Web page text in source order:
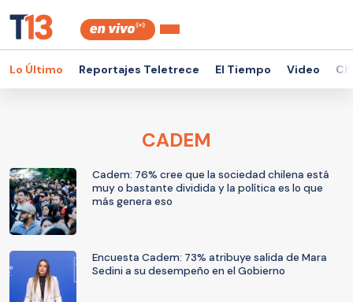
Lo Último Reportajes Teletrece El Tiempo Video
CADEM
Cadem: 76% cree que la sociedad chilena está
muy o bastante dividida y la política es lo que
más genera eso
Encuesta Cadem: 73% atribuye salida de Mara
Sedini a su desempeño en el Gobierno